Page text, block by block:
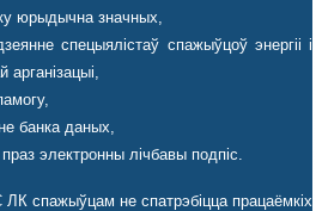
юрыдычна значных,
спецыялістаў спажыўцоў энергіі і
банка даных,
электронны лічбавы подпіс.
спажыўцам не спатрэбіцца працаёмкіх